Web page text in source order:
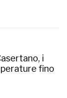
i
fino